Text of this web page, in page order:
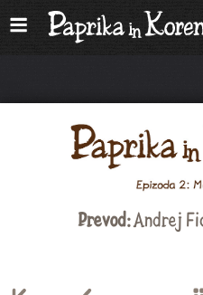
Prevod:Andrej